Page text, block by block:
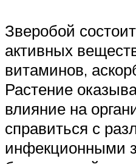
Зверобой
активных
витаминов,
Растение
влияние на
справиться с
инфекционными